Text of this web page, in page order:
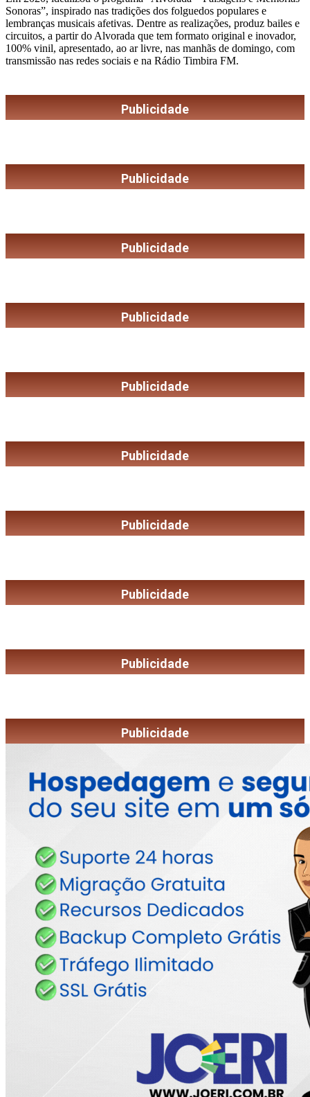
Sonoras”, inspirado nas tradições dos folguedos populares e
lembranças musicais afetivas. Dentre as realizações, produz bailes e
circuitos, a partir do Alvorada que tem formato original e inovador,
100% vinil, apresentado, ao ar livre, nas manhãs de domingo, com
transmissão nas redes sociais e na Rádio Timbira FM.
Publicidade
Publicidade
Publicidade
Publicidade
Publicidade
Publicidade
Publicidade
Publicidade
Publicidade
Publicidade